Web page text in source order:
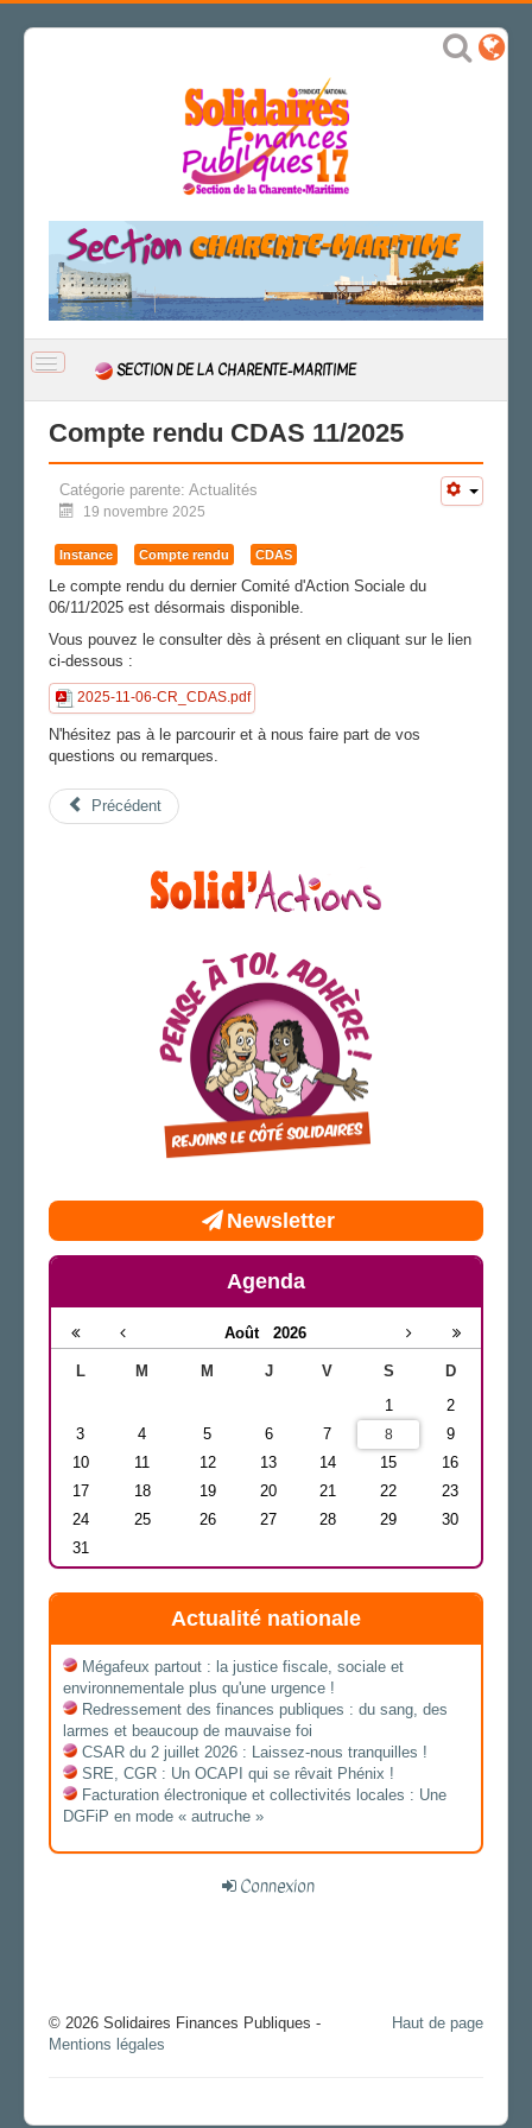
BASCULER
NAVIGATION
SECTION DE LA CHARENTE-MARITIME
CSAL
CAP/Recours
FS SSCT
Action sociale
Archives
LA PUCE À L'OREILLE
LA SECTION
ADHÉRER
Compte rendu CDAS 11/2025
Catégorie parente: Actualités
19 novembre 2025
Instance Compte rendu CDAS
Le compte rendu du dernier Comité d'Action Sociale du
06/11/2025 est désormais disponible.
Vous pouvez le consulter dès à présent en cliquant sur le lien
ci-dessous :
2025-11-06-CR_CDAS.pdf
N'hésitez pas à le parcourir et à nous faire part de vos
questions ou remarques.
Précédent
Newsletter
Agenda
Août 2026
L M M J V S
D
1
2
3
4 5 6 7 8
9
10
11 12 13 14 15
16
17
18 19 20 21 22
23
24
25 26 27 28 29
30
31
Actualité nationale
Mégafeux partout : la justice fiscale, sociale et
environnementale plus qu'une urgence !
Redressement des finances publiques : du sang, des
larmes et beaucoup de mauvaise foi
CSAR du 2 juillet 2026 : Laissez-nous tranquilles !
SRE, CGR : Un OCAPI qui se rêvait Phénix !
Facturation électronique et collectivités locales : Une
DGFiP en mode « autruche »
Connexion
Haut de page
© 2026 Solidaires Finances Publiques -
Mentions légales